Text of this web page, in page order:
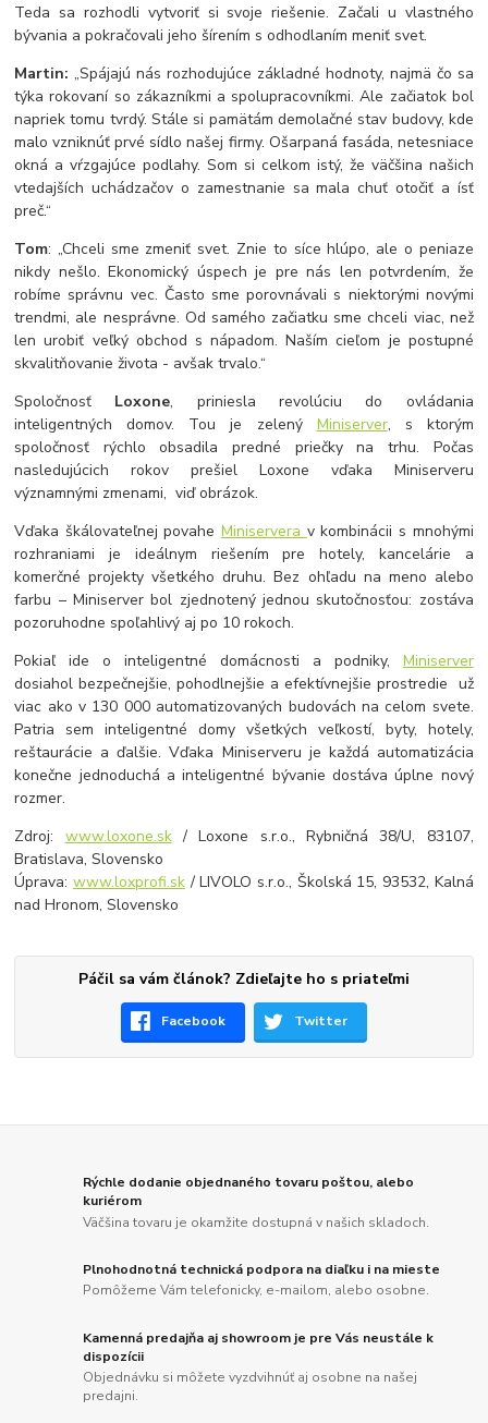
Teda sa rozhodli vytvoriť si svoje riešenie. Začali u vlastného
bývania a pokračovali jeho šírením s odhodlaním meniť svet.
Martin: „Spájajú nás rozhodujúce základné hodnoty, najmä čo sa
týka rokovaní so zákazníkmi a spolupracovníkmi. Ale začiatok bol
napriek tomu tvrdý. Stále si pamätám demolačné stav budovy, kde
malo vzniknúť prvé sídlo našej firmy. Ošarpaná fasáda, netesniace
okná a vŕzgajúce podlahy. Som si celkom istý, že väčšina našich
vtedajších uchádzačov o zamestnanie sa mala chuť otočiť a ísť
preč.“
Tom: „Chceli sme zmeniť svet. Znie to síce hlúpo, ale o peniaze
nikdy nešlo. Ekonomický úspech je pre nás len potvrdením, že
robíme správnu vec. Často sme porovnávali s niektorými novými
trendmi, ale nesprávne. Od samého začiatku sme chceli viac, než
len urobiť veľký obchod s nápadom. Naším cieľom je postupné
skvalitňovanie života - avšak trvalo.“
Spoločnosť Loxone, priniesla revolúciu do ovládania
inteligentných domov. Tou je zelený Miniserver, s ktorým
spoločnosť rýchlo obsadila predné priečky na trhu. Počas
nasledujúcich rokov prešiel Loxone vďaka Miniserveru
významnými zmenami, viď obrázok.
Vďaka škálovateľnej povaheMiniservera v kombinácii s mnohými
rozhraniami je ideálnym riešením pre hotely, kancelárie a
komerčné projekty všetkého druhu. Bez ohľadu na meno alebo
farbu – Miniserver bol zjednotený jednou skutočnosťou: zostáva
pozoruhodne spoľahlivý aj po 10 rokoch.
Pokiaľ ide o inteligentné domácnosti a podniky, Miniserver
dosiahol bezpečnejšie, pohodlnejšie a efektívnejšie prostredie už
viac ako v 130 000 automatizovaných budovách na celom svete.
Patria sem inteligentné domy všetkých veľkostí, byty, hotely,
reštaurácie a ďalšie. Vďaka Miniserveru je každá automatizácia
konečne jednoduchá a inteligentné bývanie dostáva úplne nový
rozmer.
Zdroj: www.loxone.sk/ Loxone s.r.o., Rybničná 38/U, 83107,
Bratislava, Slovensko
Úprava: www.loxprofi.sk/ LIVOLO s.r.o., Školská 15, 93532, Kalná
nad Hronom, Slovensko
Páčil sa vám článok? Zdieľajte ho s priateľmi
Facebook Twitter
Rýchle dodanie objednaného tovaru poštou, alebo
kuriérom
Väčšina tovaru je okamžite dostupná v našich skladoch.
Plnohodnotná technická podpora na diaľku i na mieste
Pomôžeme Vám telefonicky, e-mailom, alebo osobne.
Kamenná predajňa aj showroom je pre Vás neustále k
dispozícii
Objednávku si môžete vyzdvihnúť aj osobne na našej
predajni.